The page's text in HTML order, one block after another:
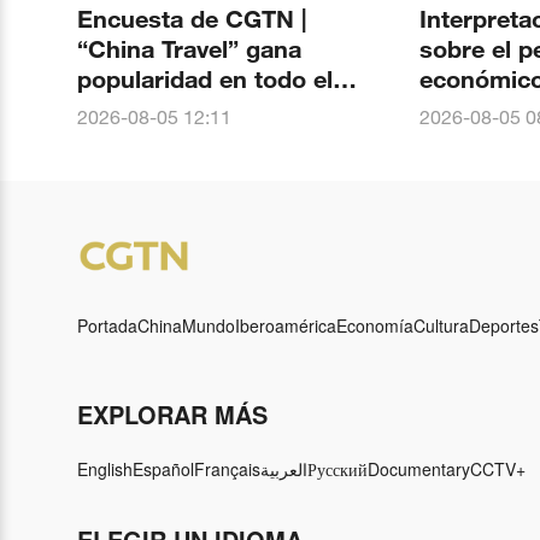
Encuesta de CGTN |
“China Travel” gana
popularidad en todo el
mundo. Más del 90 % de
2026-08-05 12:11
sobre el
El
2026-08-05
PortadaChinaMundoIberoaméricaEconomíaCulturaDeportes
EXPLORAR MÁS
EnglishEspañolFrançaisالعربيةРусскийDocumentaryCCTV+